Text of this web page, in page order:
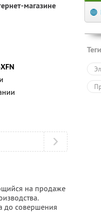
магазине
на продаже
до совершения